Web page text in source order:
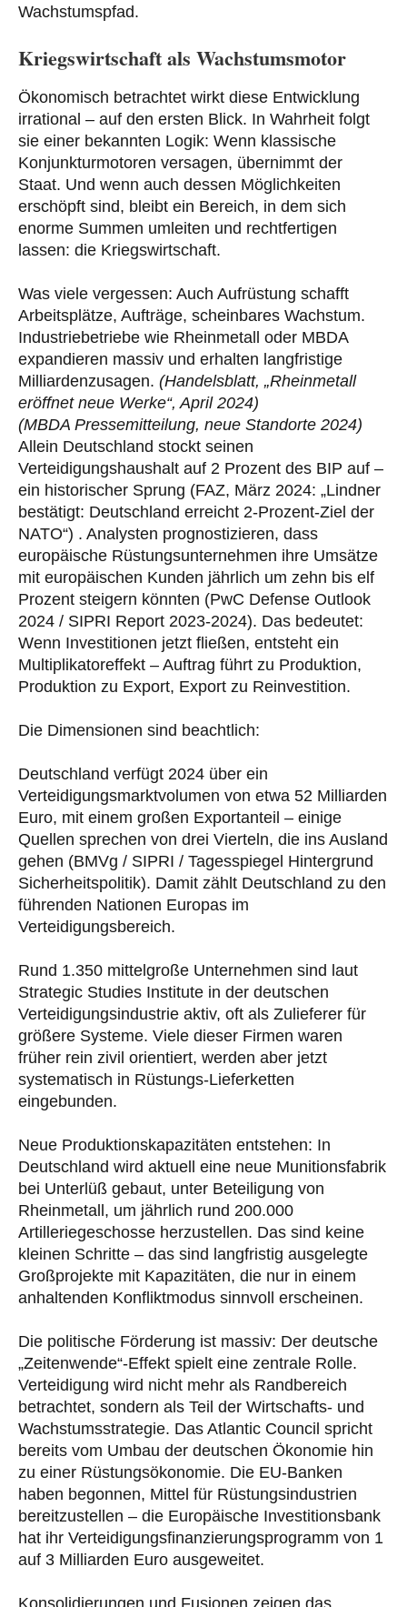
Wachstumspfad.
Kriegswirtschaft als Wachstumsmotor
Ökonomisch betrachtet wirkt diese Entwicklung
irrational – auf den ersten Blick. In Wahrheit folgt
sie einer bekannten Logik: Wenn klassische
Konjunkturmotoren versagen, übernimmt der
Staat. Und wenn auch dessen Möglichkeiten
erschöpft sind, bleibt ein Bereich, in dem sich
enorme Summen umleiten und rechtfertigen
lassen: die Kriegswirtschaft.
Was viele vergessen: Auch Aufrüstung schafft
Arbeitsplätze, Aufträge, scheinbares Wachstum.
Industriebetriebe wie Rheinmetall oder MBDA
expandieren massiv und erhalten langfristige
Milliardenzusagen. (Handelsblatt, „Rheinmetall
eröffnet neue Werke“, April 2024)
(MBDA Pressemitteilung, neue Standorte 2024)
Allein Deutschland stockt seinen
Verteidigungshaushalt auf 2 Prozent des BIP auf –
ein historischer Sprung (FAZ, März 2024: „Lindner
bestätigt: Deutschland erreicht 2-Prozent-Ziel der
NATO“) . Analysten prognostizieren, dass
europäische Rüstungsunternehmen ihre Umsätze
mit europäischen Kunden jährlich um zehn bis elf
Prozent steigern könnten (PwC Defense Outlook
2024 / SIPRI Report 2023-2024). Das bedeutet:
Wenn Investitionen jetzt fließen, entsteht ein
Multiplikatoreffekt – Auftrag führt zu Produktion,
Produktion zu Export, Export zu Reinvestition.
Die Dimensionen sind beachtlich:
Deutschland verfügt 2024 über ein
Verteidigungsmarktvolumen von etwa 52 Milliarden
Euro, mit einem großen Exportanteil – einige
Quellen sprechen von drei Vierteln, die ins Ausland
gehen (BMVg / SIPRI / Tagesspiegel Hintergrund
Sicherheitspolitik). Damit zählt Deutschland zu den
führenden Nationen Europas im
Verteidigungsbereich.
Rund 1.350 mittelgroße Unternehmen sind laut
Strategic Studies Institute in der deutschen
Verteidigungsindustrie aktiv, oft als Zulieferer für
größere Systeme. Viele dieser Firmen waren
früher rein zivil orientiert, werden aber jetzt
systematisch in Rüstungs-Lieferketten
eingebunden.
Neue Produktionskapazitäten entstehen: In
Deutschland wird aktuell eine neue Munitionsfabrik
bei Unterlüß gebaut, unter Beteiligung von
Rheinmetall, um jährlich rund 200.000
Artilleriegeschosse herzustellen. Das sind keine
kleinen Schritte – das sind langfristig ausgelegte
Großprojekte mit Kapazitäten, die nur in einem
anhaltenden Konfliktmodus sinnvoll erscheinen.
Die politische Förderung ist massiv: Der deutsche
„Zeitenwende“-Effekt spielt eine zentrale Rolle.
Verteidigung wird nicht mehr als Randbereich
betrachtet, sondern als Teil der Wirtschafts- und
Wachstumsstrategie. Das Atlantic Council spricht
bereits vom Umbau der deutschen Ökonomie hin
zu einer Rüstungsökonomie. Die EU-Banken
haben begonnen, Mittel für Rüstungsindustrien
bereitzustellen – die Europäische Investitionsbank
hat ihr Verteidigungsfinanzierungsprogramm von 1
auf 3 Milliarden Euro ausgeweitet.